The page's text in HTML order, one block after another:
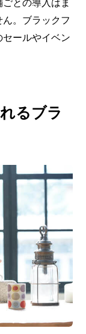
との導入はま
。ブラックフ
ールやイベン
るブラ